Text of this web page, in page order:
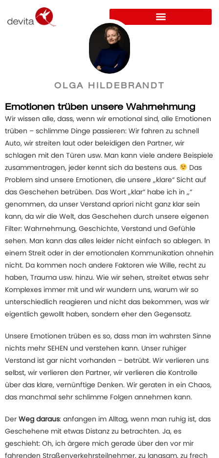
OLGA HILDEBRANDT
Emotionen trüben unsere Wahrnehmung
Wir wissen alle, dass, wenn wir emotional sind, alle Emotionen
trüben – schlimme Dinge passieren: Wir fahren zu schnell
Auto, wir streiten laut oder beleidigen den Partner, wir
schlagen mit den Türen usw. Man kann viele andere Beispiele
zusammentragen, jeder kennt sich da bestens aus.
Das
Problem sind unsere Emotionen, die unsere „klare“ Sicht auf
das Geschehen betrüben. Das Wort „klar“ habe ich in „“
genommen, da unser Verstand apriori nicht ganz klar sein
kann, da wir die Welt, das Geschehen durch unsere eigenen
Filter: Wahrnehmung, Geschichte, Verstand und Gefühle
sehen. Man kann das alles leider nicht einfach so ablegen. In
einem Streit oder in der emotionalen Kommunikation ohnehin
nicht. Da kommen noch andere Faktoren wie Wille, recht zu
haben, Trauma usw. hinzu. Wie wir sehen, streitet etwas sehr
Komplexes immer mit und wir wundern uns, warum wir so
unterschiedlich reagieren und nicht das bekommen, was wir
eigentlich gewollt haben, sondern eher den Gegensatz.
Unsere Emotionen trüben es so, dass man im wahrsten Sinne
nichts mehr SEHEN und verstehen kann. Unser ruhiger
Verstand ist gar nicht vorhanden – betrübt. Wir verlieren uns
selbst, wir verlieren den Partner, wir verlieren die Kontrolle
über das klare, vernünftige Denken. Wir geraten in ein Chaos,
das manchmal sehr schlimme Folgen annehmen kann.
Der Weg daraus: anfangen im Alltag, wenn man ruhig ist, das
Geschehene mit etwas Distanz zu betrachten. Ja, es
geschieht: Oh, ich ärgere mich gerade über den vor mir
fahrenden Straßenverkehrsteilnehmer, zu langsam, zu frech